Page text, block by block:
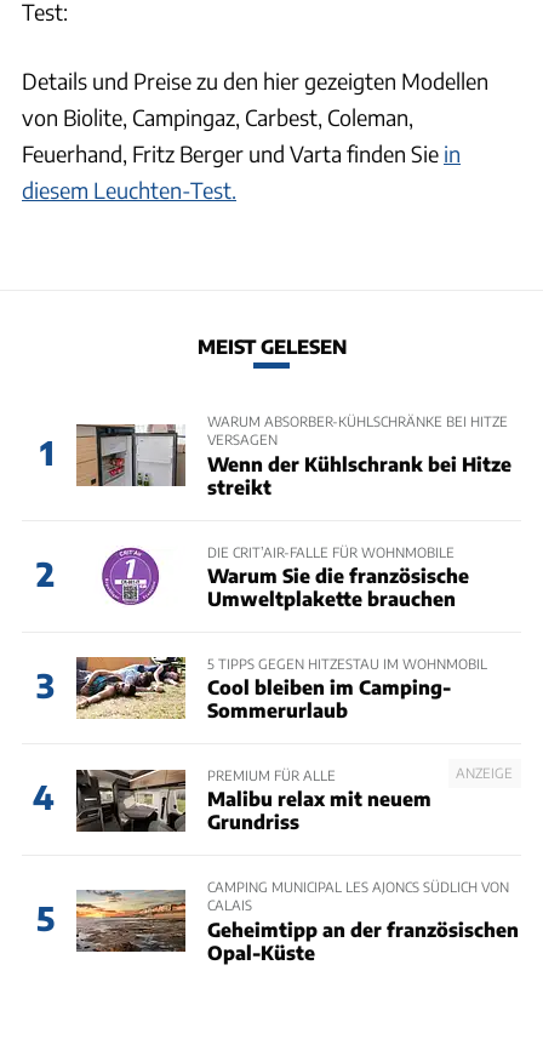
Test:
Details und Preise zu den hier gezeigten Modellen
von Biolite, Campingaz, Carbest, Coleman,
Feuerhand, Fritz Berger und Varta finden Sie in
diesem Leuchten-Test.
MEIST GELESEN
1
WARUM ABSORBER-KÜHLSCHRÄNKE BEI HITZE
VERSAGEN
Wenn der Kühlschrank bei Hitze
streikt
2
DIE CRIT’AIR-FALLE FÜR WOHNMOBILE
Warum Sie die französische
Umweltplakette brauchen
3
5 TIPPS GEGEN HITZESTAU IM WOHNMOBIL
Cool bleiben im Camping-
Sommerurlaub
4
ANZEIGE
PREMIUM FÜR ALLE
Malibu relax mit neuem
Grundriss
5
CAMPING MUNICIPAL LES AJONCS SÜDLICH VON
CALAIS
Geheimtipp an der französischen
Opal-Küste